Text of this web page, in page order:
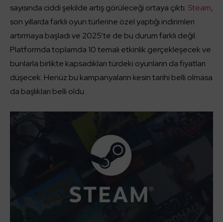
sayısında ciddi şekilde artış görüleceği ortaya çıktı. Steam,
son yıllarda farklı oyun türlerine özel yaptığı indirimleri
artırmaya başladı ve 2025’te de bu durum farklı değil.
Platformda toplamda 10 temalı etkinlik gerçekleşecek ve
bunlarla birlikte kapsadıkları türdeki oyunların da fiyatları
düşecek. Henüz bu kampanyaların kesin tarihi belli olmasa
da başlıkları belli oldu.